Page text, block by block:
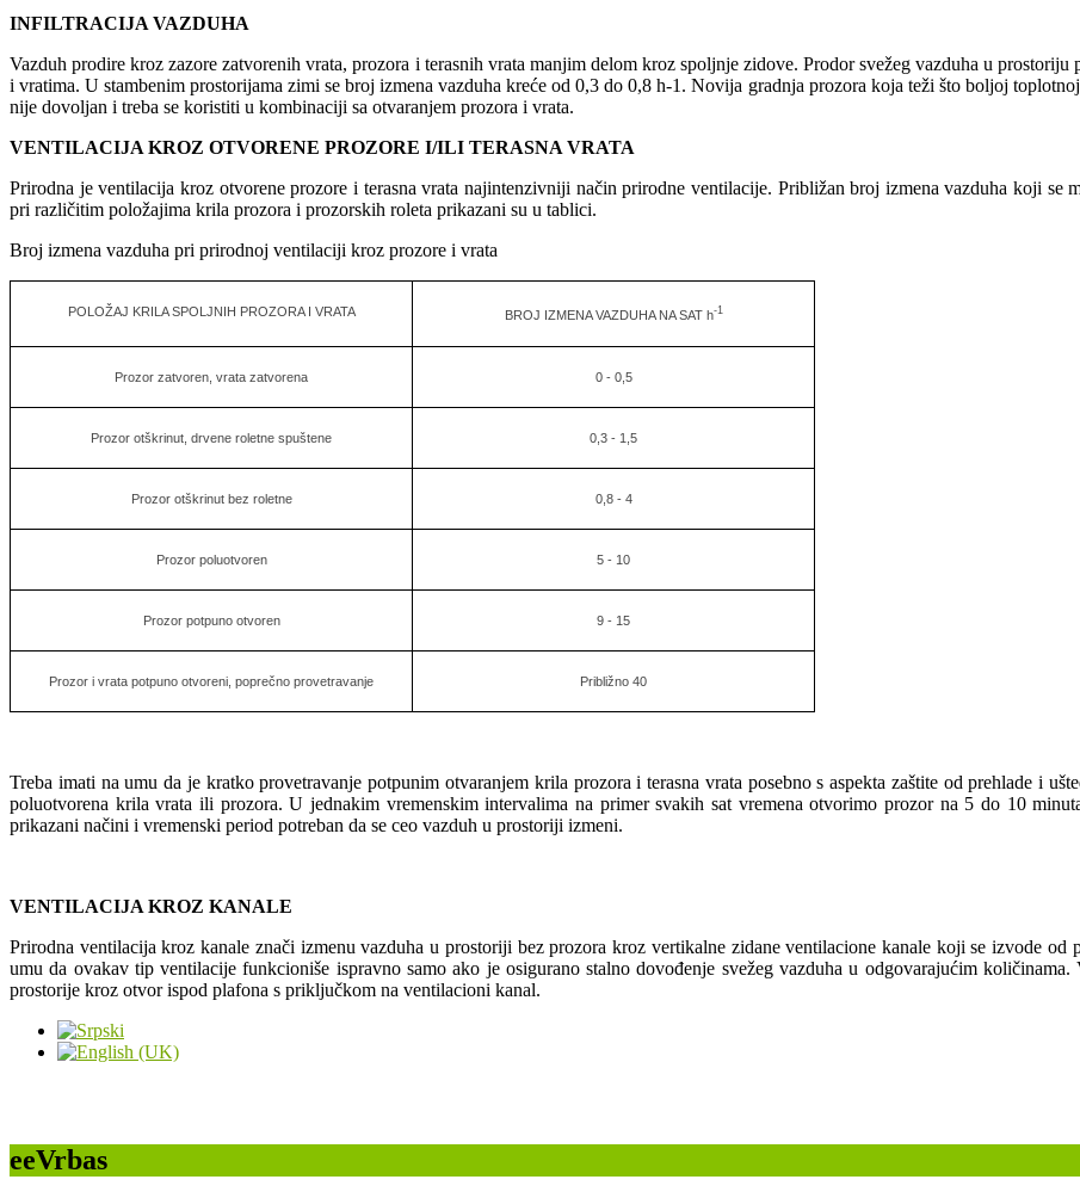
INFILTRACIJA VAZDUHA
Vazduh prodire kroz zazore zatvorenih vrata, prozora i terasnih vrata manjim delom kroz spoljnje zidove. Prodor svežeg vazduha u
i vratima. U stambenim prostorijama zimi se broj izmena vazduha kreće od 0,3 do 0,8 h-1. Novija gradnja prozora koja teži što boljoj
nije dovoljan i treba se koristiti u kombinaciji sa otvaranjem prozora i vrata.
VENTILACIJA KROZ OTVORENE PROZORE I/ILI TERASNA VRATA
Prirodna je ventilacija kroz otvorene prozore i terasna vrata najintenzivniji način prirodne ventilacije. Približan broj izmena vazduha koji se
pri različitim položajima krila prozora i prozorskih roleta prikazani su u tablici.
Broj izmena vazduha pri prirodnoj ventilaciji kroz prozore i vrata
POLOŽAJ KRILA SPOLJNIH PROZORA I VRATA BROJ IZMENA VAZDUHA NA SAT h-1
Prozor zatvoren, vrata zatvorena 0 - 0,5
Prozor otškrinut, drvene roletne spuštene 0,3 - 1,5
Prozor otškrinut bez roletne 0,8 - 4
Prozor poluotvoren 5 - 10
Prozor potpuno otvoren 9 - 15
Prozor i vrata potpuno otvoreni, poprečno provetravanje Približno 40
Treba imati na umu da je kratko provetravanje potpunim otvaranjem krila prozora i terasna vrata posebno s aspekta zaštite od prehlade i
poluotvorena krila vrata ili prozora. U jednakim vremenskim intervalima na primer svakih sat vremena otvorimo prozor na 5 do 10
prikazani načini i vremenski period potreban da se ceo vazduh u prostoriji izmeni.
VENTILACIJA KROZ KANALE
Prirodna ventilacija kroz kanale znači izmenu vazduha u prostoriji bez prozora kroz vertikalne zidane ventilacione kanale koji se izvode od
umu da ovakav tip ventilacije funkcioniše ispravno samo ako je osigurano stalno dovođenje svežeg vazduha u odgovarajućim
prostorije kroz otvor ispod plafona s priključkom na ventilacioni kanal.
eeVrbas